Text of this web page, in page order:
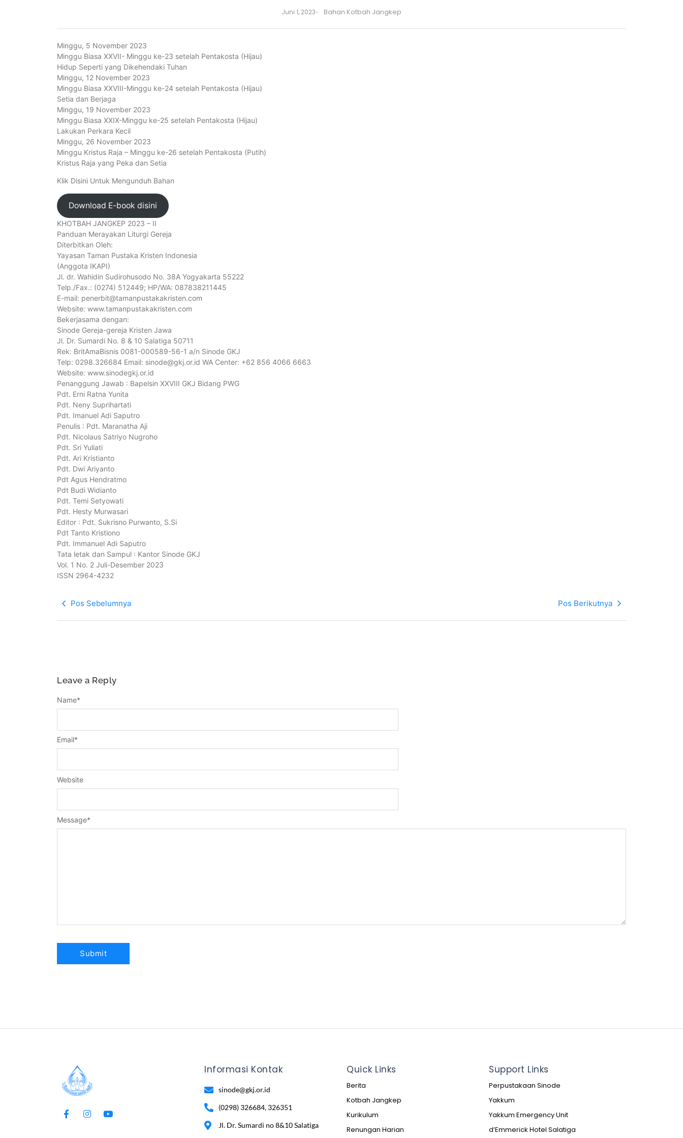
Juni 1, 2023- Bahan Kotbah Jangkep
Minggu, 5 November 2023
Minggu Biasa XXVII- Minggu ke-23 setelah Pentakosta (Hijau)
Hidup Seperti yang Dikehendaki Tuhan
Minggu, 12 November 2023
Minggu Biasa XXVIII-Minggu ke-24 setelah Pentakosta (Hijau)
Setia dan Berjaga
Minggu, 19 November 2023
Minggu Biasa XXIX-Minggu ke-25 setelah Pentakosta (Hijau)
Lakukan Perkara Kecil
Minggu, 26 November 2023
Minggu Kristus Raja – Minggu ke-26 setelah Pentakosta (Putih)
Kristus Raja yang Peka dan Setia
Klik Disini Untuk Mengunduh Bahan
Download E-book disini
KHOTBAH JANGKEP 2023 – II
Panduan Merayakan Liturgi Gereja
Diterbitkan Oleh:
Yayasan Taman Pustaka Kristen Indonesia
(Anggota IKAPI)
Jl. dr. Wahidin Sudirohusodo No. 38A Yogyakarta 55222
Telp./Fax.: (0274) 512449; HP/WA: 087838211445
E-mail: penerbit@tamanpustakakristen.com
Website: www.tamanpustakakristen.com
Bekerjasama dengan:
Sinode Gereja-gereja Kristen Jawa
Jl. Dr. Sumardi No. 8 & 10 Salatiga 50711
Rek: BritAmaBisnis 0081-000589-56-1 a/n Sinode GKJ
Telp: 0298.326684 Email: sinode@gkj.or.id WA Center: +62 856 4066 6663
Website: www.sinodegkj.or.id
Penanggung Jawab : Bapelsin XXVIII GKJ Bidang PWG
Pdt. Erni Ratna Yunita
Pdt. Neny Suprihartati
Pdt. Imanuel Adi Saputro
Penulis : Pdt. Maranatha Aji
Pdt. Nicolaus Satriyo Nugroho
Pdt. Sri Yuliati
Pdt. Ari Kristianto
Pdt. Dwi Ariyanto
Pdt Agus Hendratmo
Pdt Budi Widianto
Pdt. Temi Setyowati
Pdt. Hesty Murwasari
Editor : Pdt. Sukrisno Purwanto, S.Si
Pdt Tanto Kristiono
Pdt. Immanuel Adi Saputro
Tata letak dan Sampul : Kantor Sinode GKJ
Vol. 1 No. 2 Juli-Desember 2023
ISSN 2964-4232
Pos Sebelumnya Pos Berikutnya
Leave a Reply
Message*
Name*
Email*
Website
Informasi Kontak
sinode@gkj.or.id
(0298) 326684, 326351
Jl. Dr. Sumardi no 8&10 Salatiga
Quick Links
Berita
Kotbah Jangkep
Kurikulum
Renungan Harian
Support Links
Perpustakaan Sinode
Yakkum
Yakkum Emergency Unit
d’Emmerick Hotel Salatiga